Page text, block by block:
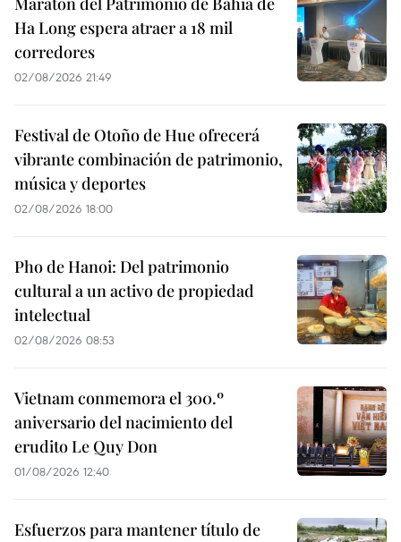
Ha Long espera atraer a 18 mil
corredores
02/08/2026 21:49
Festival de Otoño de Hue ofrecerá
vibrante combinación de patrimonio,
música y deportes
02/08/2026 18:00
Pho de Hanoi: Del patrimonio
cultural a un activo de propiedad
intelectual
02/08/2026 08:53
Vietnam conmemora el 300.º
aniversario del nacimiento del
erudito Le Quy Don
01/08/2026 12:40
Esfuerzos para mantener título de